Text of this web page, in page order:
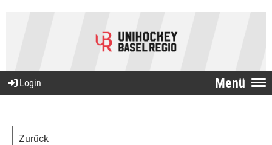
Menü
Login
Zurück